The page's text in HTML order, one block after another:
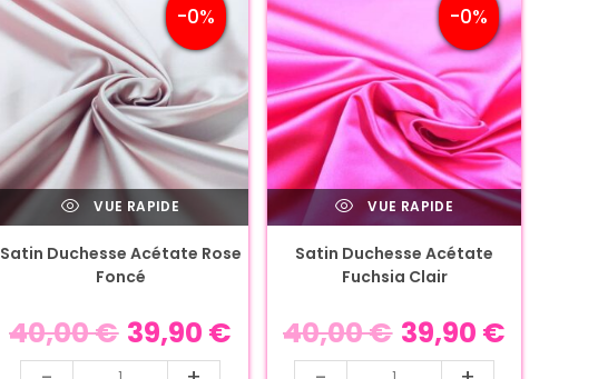
-0%
VUE RAPIDE
Satin Duchesse Acétate Rose
Foncé
40,00€ 39,90 €
-0%
VUE RAPIDE
Satin Duchesse Acétate
Fuchsia Clair
40,00€ 39,90 €